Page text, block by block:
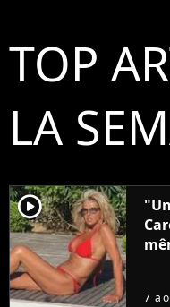
TOP
LA
player2
7